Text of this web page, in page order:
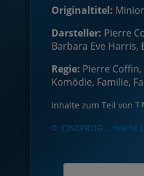
Originaltitel:
Darsteller: Pierre
Barbara Eve Harris,
Regie: Pierre
Komödie, Familie,
Inhalte zum Teil von
© CINEPROG ...macht